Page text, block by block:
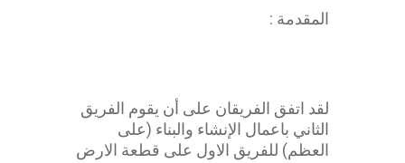
المقدمة :
لقد اتفق الفريقان على أن يقوم الفريق
الثاني باعمال الإنشاء والبناء (على
العظم) للفريق الاول على قطعة الارض